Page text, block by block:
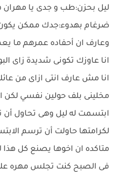
ليل بحزن:طب و جدى يا
ضرغام بهدوء:جدك ممكن
وعارف ان أحفاده عمرهم ما
انا عاوزك تكونى شديدة زاى
انا مش عارف انتى ازاى من
مخلينى بلف حولين نفسي لكن
ابتسمت له ليل وهى تحاول أن
لكرامتها حاولت أن ترسم
متاكده ان اخوها يصنع كل
فى الصبح كنت تجلس مهره